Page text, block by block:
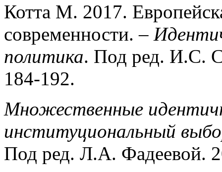
Котта М. 2017.
современности. –
политика. Под ред. И.С.
184-192.
Множественные
институциональный
Под ред. Л.А. Фадеевой.